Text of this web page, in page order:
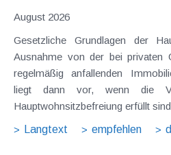
August 2026
Gesetzliche Grundlagen der
Ausnahme von der bei privaten
regelmäßig anfallenden
liegt dann vor, wenn die
Hauptwohnsitzbefreiung erfüllt
Langtext
empfehlen